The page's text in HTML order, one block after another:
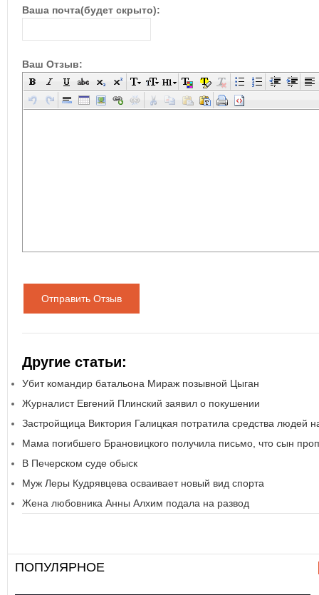
Ваша почта(будет скрыто):
Ваш Отзыв:
Отправить Отзыв
Другие статьи:
Убит командир батальона Мираж позывной Цыган
Журналист Евгений Плинский заявил о покушении
Застройщица Виктория Галицкая потратила средства людей
Мама погибшего Брановицкого получила письмо, что сын
В Печерском суде обыск
Муж Леры Кудрявцева осваивает новый вид спорта
Жена любовника Анны Алхим подала на развод
ПОПУЛЯРНОЕ